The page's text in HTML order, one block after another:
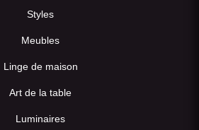
Styles
Meubles
Linge de maison
Art de la table
Luminaires